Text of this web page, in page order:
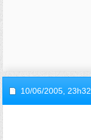
10/06/2005, 23h32